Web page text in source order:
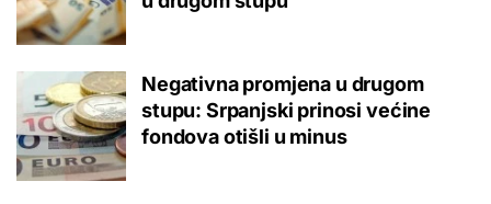
Negativna promjena u drugom
stupu: Srpanjski prinosi većine
fondova otišli u minus